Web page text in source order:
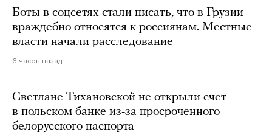
Боты в соцсетях стали писать, что в Грузии
враждебно относятся к россиянам. Местные
власти начали расследование
6 часов назад
Светлане Тихановской не открыли счет
в польском банке из-за просроченного
белорусского паспорта